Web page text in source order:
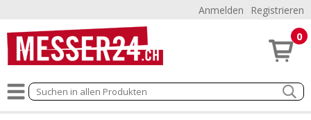
Anmelden Registrieren
0